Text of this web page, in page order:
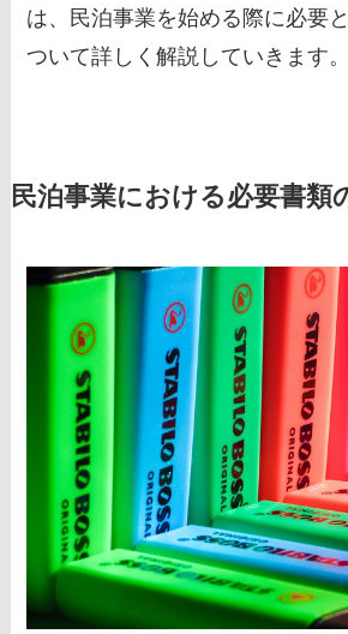
は、民泊事業を始める際に必要
ついて詳しく解説していきます。
民泊事業における必要書類